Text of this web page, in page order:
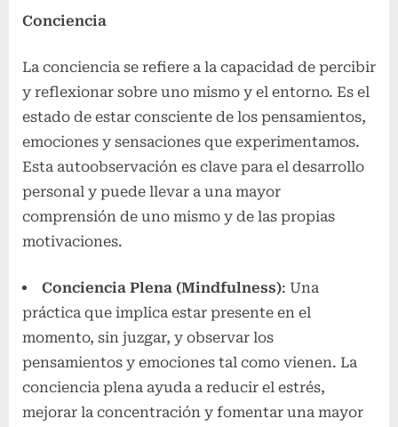
Conciencia
La conciencia se refiere a la capacidad de percibir
y reflexionar sobre uno mismo y el entorno. Es el
estado de estar consciente de los pensamientos,
emociones y sensaciones que experimentamos.
Esta autoobservación es clave para el desarrollo
personal y puede llevar a una mayor
comprensión de uno mismo y de las propias
motivaciones.
Conciencia Plena (Mindfulness): Una
práctica que implica estar presente en el
momento, sin juzgar, y observar los
pensamientos y emociones tal como vienen. La
conciencia plena ayuda a reducir el estrés,
mejorar la concentración y fomentar una mayor